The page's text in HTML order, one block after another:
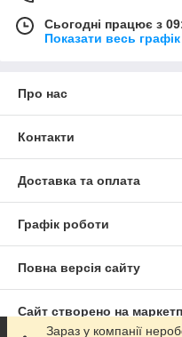
Сьогодні працює з
Показати весь
Про нас
Контакти
Доставка та оплата
Графік роботи
Повна версія сайту
Сайт створено на
Зараз у компанії